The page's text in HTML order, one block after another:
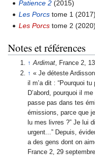
Patience 2 (2015)
Les Porcs tome 1 (2017)
Les Porcs tome 2 (2020)
Notes et références
↑ Ardimat , France 2,
↑ « Je déteste
il m’a dit : “Pourquoi
D’abord, pourquoi il
passe pas dans tes
émissions, parce que
lu mes livres ?” Je lui
urgent...” Depuis,
a des gens dont on
France 2, 29